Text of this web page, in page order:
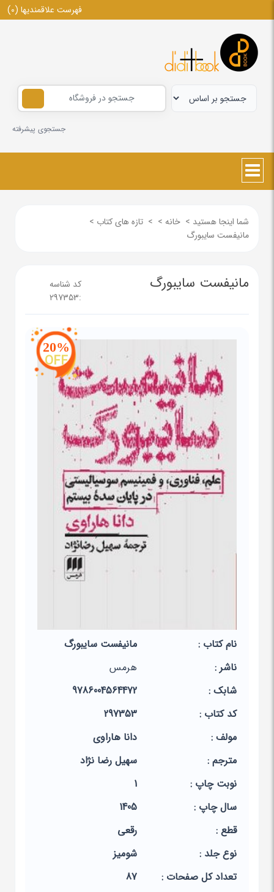
فهرست علاقمندیها (0)
جستجوی پیشرفته
شما اینجا هستید > خانه >
> تازه های کتاب >
مانیفست سایبورگ
مانیفست سایبورگ
کد شناسه
:
297353
20%
OFF
نام کتاب :
مانیفست سایبورگ
ناشر :
هرمس
شابک :
9786004564472
کد کتاب :
297353
مولف :
دانا هاراوی
مترجم :
سهیل رضا نژاد
نوبت چاپ :
1
سال چاپ :
1405
قطع :
رقعی
نوع جلد :
شومیز
تعداد کل صفحات :
87